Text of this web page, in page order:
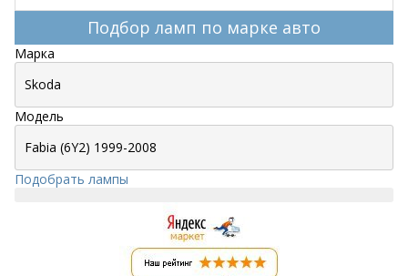
Подбор ламп по марке авто
Марка
Модель
Подобрать лампы